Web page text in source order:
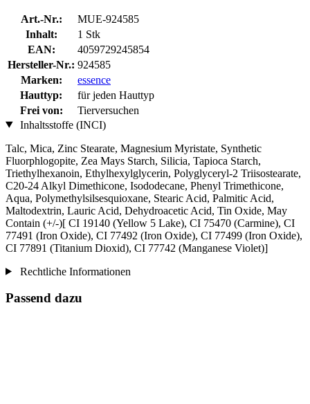
Art.-Nr.:
MUE-924585
Inhalt:
1 Stk
EAN:
4059729245854
Hersteller-Nr.: 924585
Marken:
essence
Hauttyp:
für jeden Hauttyp
Frei von:
Tierversuchen
Inhaltsstoffe (INCI)
Talc, Mica, Zinc Stearate, Magnesium Myristate, Synthetic
Fluorphlogopite, Zea Mays Starch, Silicia, Tapioca Starch,
Triethylhexanoin, Ethylhexylglycerin, Polyglyceryl-2 Triisostearate,
C20-24 Alkyl Dimethicone, Isododecane, Phenyl Trimethicone,
Aqua, Polymethylsilsesquioxane, Stearic Acid, Palmitic Acid,
Maltodextrin, Lauric Acid, Dehydroacetic Acid, Tin Oxide, May
Contain (+/-)[ CI 19140 (Yellow 5 Lake), CI 75470 (Carmine), CI
77491 (Iron Oxide), CI 77492 (Iron Oxide), CI 77499 (Iron Oxide),
CI 77891 (Titanium Dioxid), CI 77742 (Manganese Violet)]
Rechtliche Informationen
Passend dazu